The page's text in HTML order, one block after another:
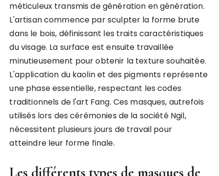
méticuleux transmis de génération en génération.
L'artisan commence par sculpter la forme brute
dans le bois, définissant les traits caractéristiques
du visage. La surface est ensuite travaillée
minutieusement pour obtenir la texture souhaitée.
L'application du kaolin et des pigments représente
une phase essentielle, respectant les codes
traditionnels de l'art Fang. Ces masques, autrefois
utilisés lors des cérémonies de la société Ngil,
nécessitent plusieurs jours de travail pour
atteindre leur forme finale.
Les différents types de masques de